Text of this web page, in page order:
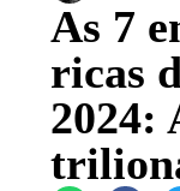
As 7
ricas
2024: